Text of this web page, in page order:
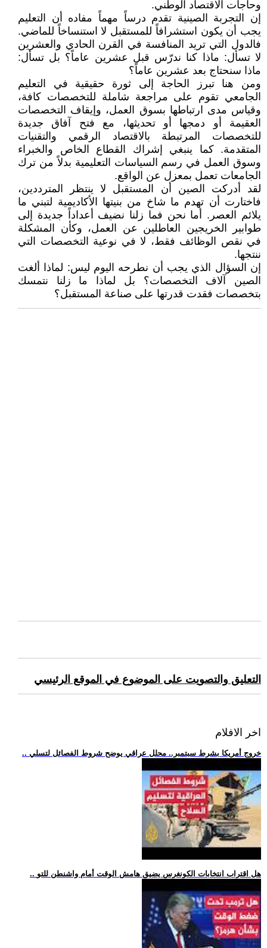
وحاجات الاقتصاد الوطني.
إن التجربة الصينية تقدم درساً مهماً مفاده أن التعليم
يجب أن يكون استشرافاً للمستقبل لا استنساخاً للماضي.
فالدول التي تريد المنافسة في القرن الحادي والعشرين
لا تسأل: ماذا كنا ندرّس قبل عشرين عاماً؟ بل تسأل:
ماذا سنحتاج بعد عشرين عاماً؟
ومن هنا تبرز الحاجة إلى ثورة حقيقية في التعليم
الجامعي تقوم على مراجعة شاملة للتخصصات كافة،
وقياس مدى ارتباطها بسوق العمل، وإيقاف التخصصات
العقيمة أو دمجها أو تحديثها، مع فتح آفاق جديدة
للتخصصات المرتبطة بالاقتصاد الرقمي والتقنيات
المتقدمة. كما ينبغي إشراك القطاع الخاص والخبراء
وسوق العمل في رسم السياسات التعليمية بدلاً من ترك
الجامعات تعمل بمعزل عن الواقع.
لقد أدركت الصين أن المستقبل لا ينتظر المترددين،
فاختارت أن تهدم ما شاخ من بنيتها الأكاديمية لتبني ما
يلائم العصر. أما نحن فما زلنا نضيف أعداداً جديدة إلى
طوابير الخريجين العاطلين عن العمل، وكأن المشكلة
في نقص الوظائف فقط، لا في نوعية التخصصات التي
ننتجها.
إن السؤال الذي يجب أن نطرحه اليوم ليس: لماذا ألغت
الصين آلاف التخصصات؟ بل لماذا ما زلنا نتمسك
بتخصصات فقدت قدرتها على صناعة المستقبل؟
التعليق والتصويت على الموضوع في الموقع الرئيسي
اخر الافلام
.. خروج أمريكا بشرط سبتمبر.. محلل عراقي يوضح شروط الفصائل لتسلي
.. هل اقتراب انتخابات الكونغرس يضيق هامش الوقت أمام واشنطن للتو